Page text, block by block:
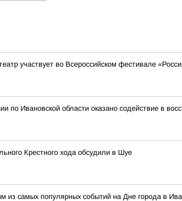
участвует во Всероссийском фестивале
по Ивановской области оказано содействие в
Крестного хода обсудили в Шуе
из самых популярных событий на Дне города в